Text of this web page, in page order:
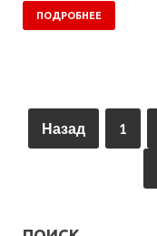
ПОДРОБНЕЕ
Назад 1